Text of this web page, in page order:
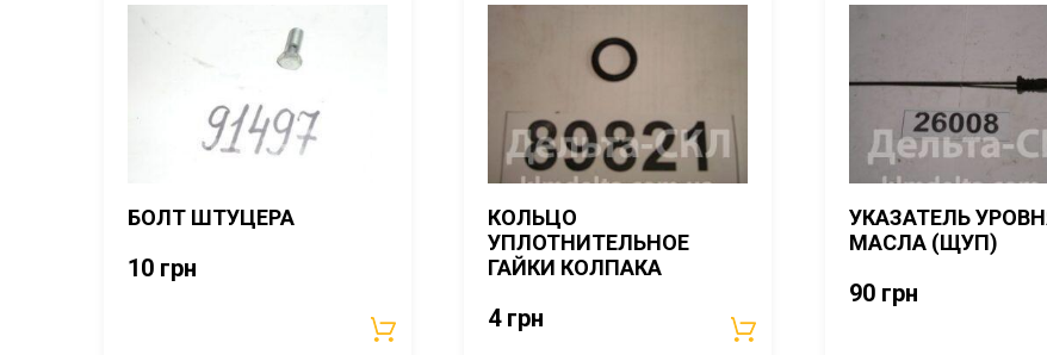
БОЛТ ШТУЦЕРА
10 грн
КОЛЬЦО
УПЛОТНИТЕЛЬНОЕ
ГАЙКИ КОЛПАКА
4 грн
УКАЗАТЕЛЬ
МАСЛА (ЩУП)
90 грн